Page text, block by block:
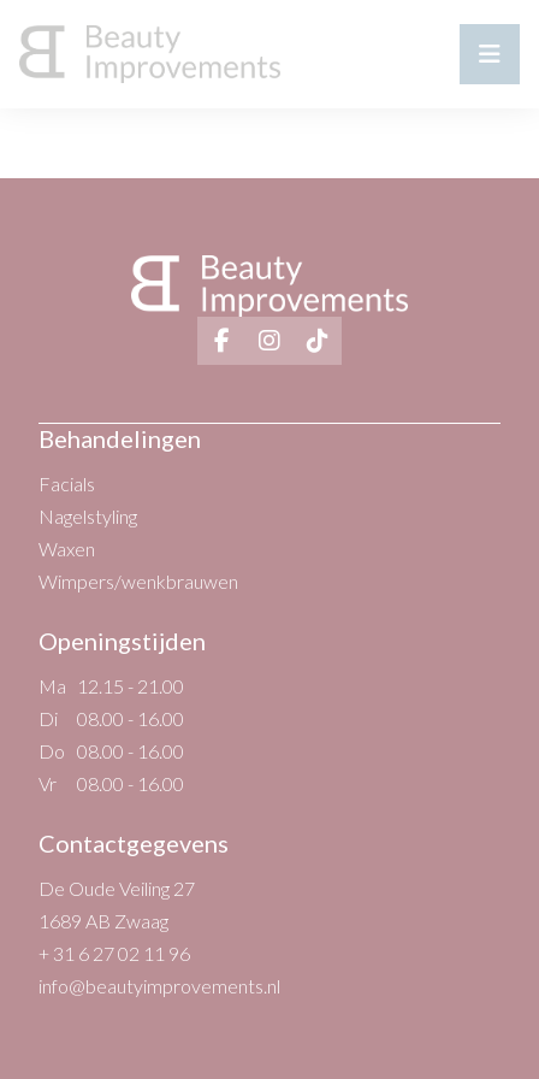
Behandelingen
Facials
Nagelstyling
Waxen
Wimpers/wenkbrauwen
Openingstijden
Ma
12.15 - 21.00
Di
08.00 - 16.00
Do 08.00 - 16.00
Vr
08.00 - 16.00
Contactgegevens
De Oude Veiling 27
1689 AB Zwaag
+ 31 6 27 02 11 96
info@beautyimprovements.nl